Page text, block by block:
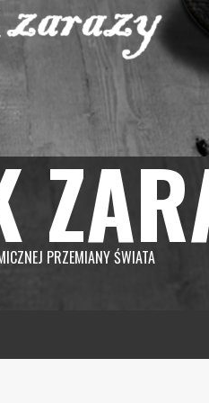
PRZEMIANY ŚWIATA